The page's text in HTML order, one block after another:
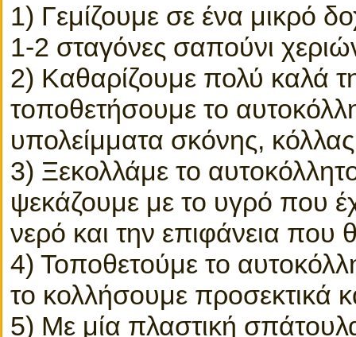
1) Γεμίζουμε σε ένα μικρό
1-2 σταγόνες σαπούνι
2) Καθαρίζουμε πολύ καλά
τοποθετήσουμε το
υπολείμματα σκόνης,
3) Ξεκολλάμε το
ψεκάζουμε με το υγρό που
νερό και την επιφάνεια
4) Τοποθετούμε το
το κολλήσουμε προσεκτικά
5) Με μία πλαστική